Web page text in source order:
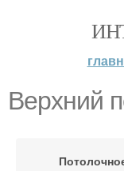
Верхний